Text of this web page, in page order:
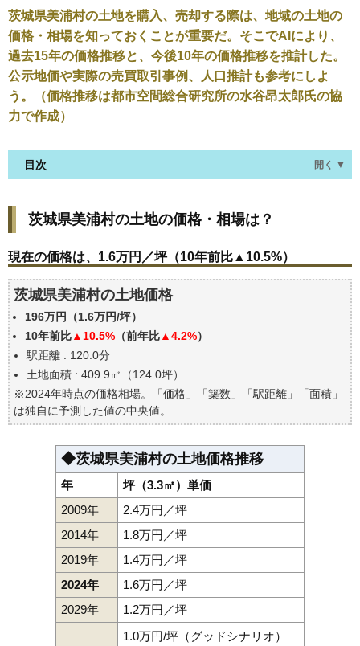
茨城県美浦村の土地を購入、売却する際は、地域の土地の
価格・相場を知っておくことが重要だ。そこでAIにより、
過去15年の価格推移と、今後10年の価格推移を推計した。
公示地価や実際の売買取引事例、人口推計も参考にしよ
う。（価格推移は都市空間総合研究所の水谷昂太郎氏の協
力で作成）
目次 開く ▼
現在の価格は、1.6万円／坪（10年前比▲10.5%）
価格を詳細に分析しよう
茨城県美浦村の土地の過去の売買事例
公示地価はいくら
エリアの将来性を人口予想から検討しよう
自分の年収でいくらの不動産が買える？
茨城県美浦村の土地の価格・相場は？
現在の価格は、1.6万円／坪（10年前比▲10.5%）
茨城県美浦村の土地価格
196万円（1.6万円/坪）
10年前比▲10.5% （前年比▲4.2%）
駅距離 : 120.0分
土地面積 : 409.9㎡（124.0坪）
※2024年時点の価格相場。「価格」「築数」「駅距離」「面積」
は独自に予測した値の中央値。
◆茨城県美浦村の土地価格推移
年
坪（3.3㎡）単価
2009年
2.4万円／坪
2014年
1.8万円／坪
2019年
1.4万円／坪
2024年
1.6万円／坪
2029年
1.2万円／坪
1.0万円/坪（グッドシナリオ）